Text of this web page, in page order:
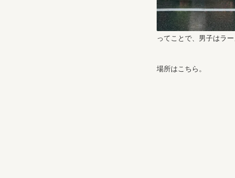
ってことで、男子はラー
場所はこちら。